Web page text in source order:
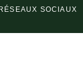
SOCIAUX